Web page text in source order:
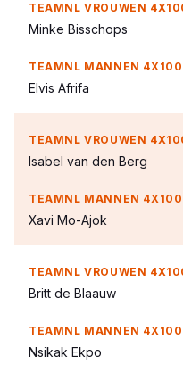
Minke Bisschops
Elvis Afrifa
Isabel van den Berg
Xavi Mo-Ajok
Britt de Blaauw
Nsikak Ekpo